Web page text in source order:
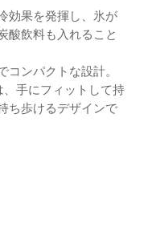
効果を発揮し、氷が
酸飲料も入れること
ンパクトな設計。
手にフィットして持
ち歩けるデザインで